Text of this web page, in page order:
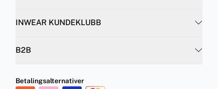
INWEAR KUNDEKLUBB
B2B
Betalingsalternativer